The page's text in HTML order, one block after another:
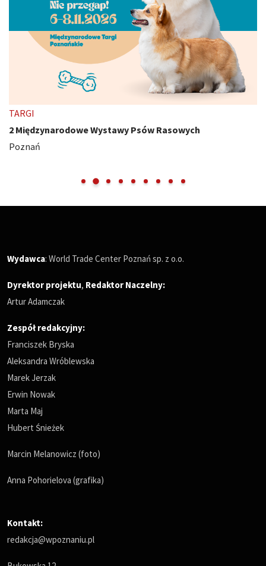
TARGI
2 Międzynarodowe Wystawy Psów Rasowych
Poznań
Wydawca: World Trade Center Poznań sp. z o.o.
Dyrektor projektu, Redaktor Naczelny:
Artur Adamczak
Zespół redakcyjny:
Franciszek Bryska
Aleksandra Wróblewska
Marek Jerzak
Erwin Nowak
Marta Maj
Hubert Śnieżek
Marcin Melanowicz (foto)
Anna Pohorielova (grafika)
Kontakt:
redakcja@wpoznaniu.pl